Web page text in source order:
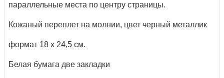
параллельные места по центру страницы.
Кожаный переплет на молнии, цвет черный металлик
формат 18 х 24,5 см.
Белая бумага две закладки